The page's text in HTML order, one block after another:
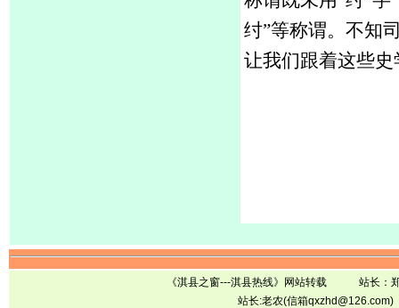
纣”等称谓。 不知
让我们跟着这些史
《淇县之窗---淇县热线》网站转载 站长
站长:老农(信箱